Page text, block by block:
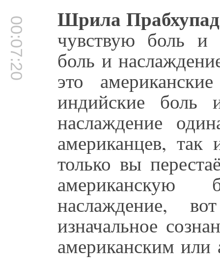
00:07:20 Шрила
чувствую боль и
боль и
это
индийские
наслаждение
американцев,
только вы
американскую
наслаждение,
изначальное
американским